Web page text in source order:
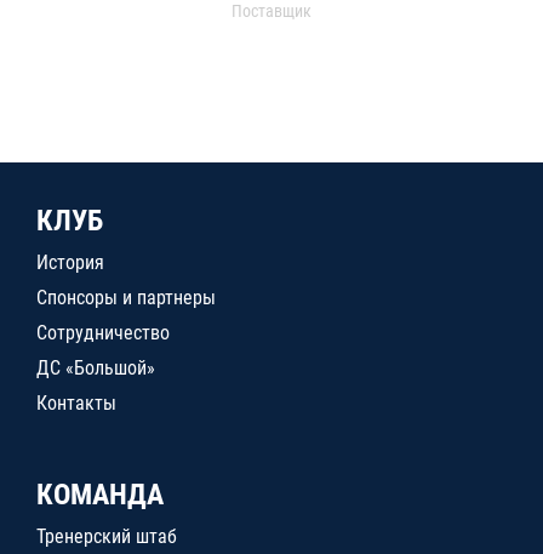
Поставщик
КЛУБ
История
Спонсоры и партнеры
Сотрудничество
ДС «Большой»
Контакты
КОМАНДА
Тренерский штаб